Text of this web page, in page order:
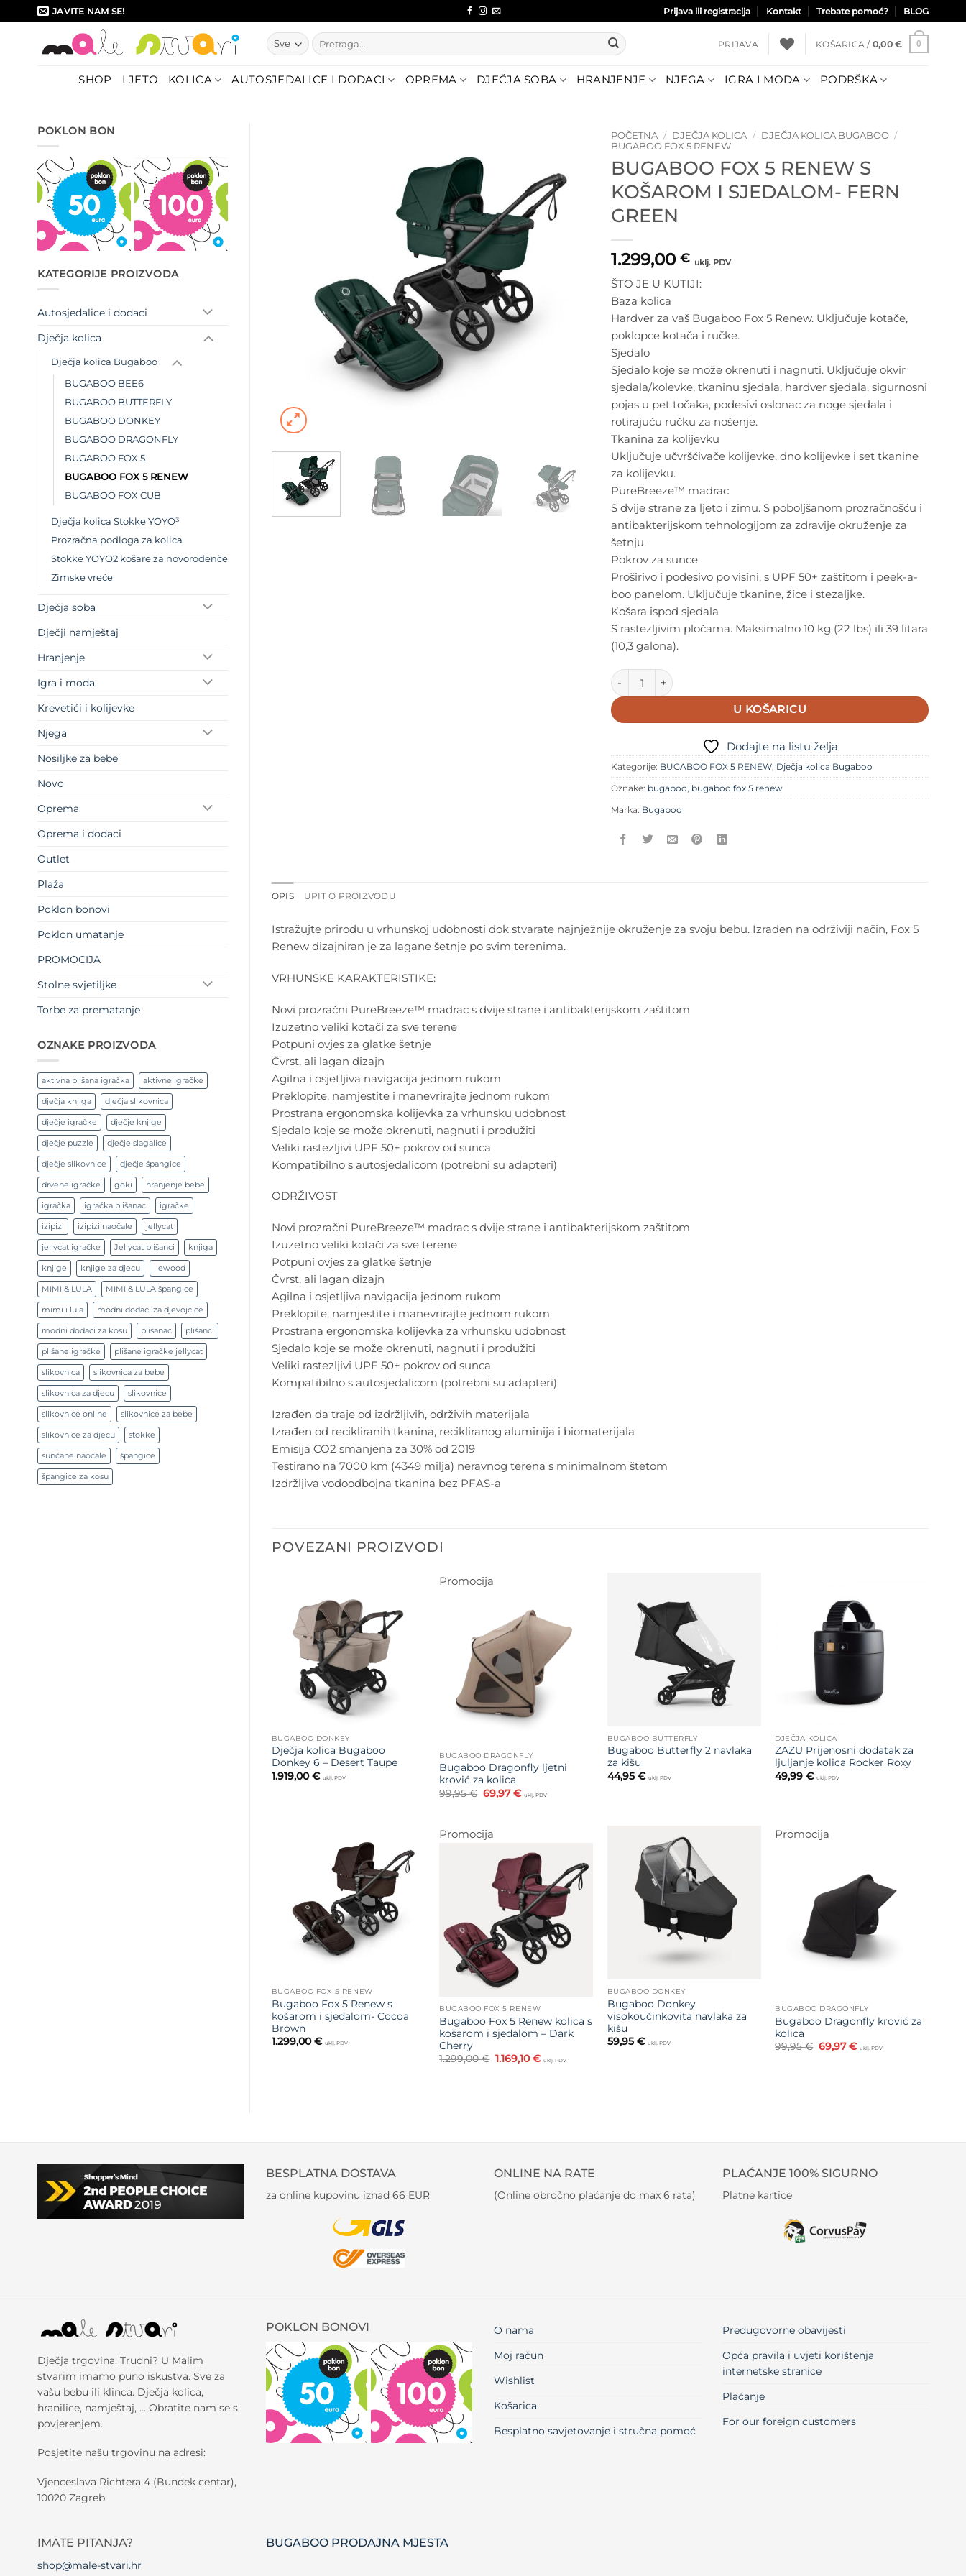
to
JAVITE NAM SE! Prijava ili registracija Kontakt Trebate pomoć? BLOG
Pretraži:
PRIJAVA KOŠARICA / 0,00 € 0
SHOP LJETO KOLICA AUTOSJEDALICE I DODACI OPREMA DJEČJA SOBA HRANJENJE NJEGA IGRA I MODA PODRŠKA
POKLON BON
KATEGORIJE PROIZVODA
Autosjedalice i dodaci
Dječja kolica
Dječja kolica Bugaboo
BUGABOO BEE6
BUGABOO BUTTERFLY
BUGABOO DONKEY
BUGABOO DRAGONFLY
BUGABOO FOX 5
BUGABOO FOX 5 RENEW
BUGABOO FOX CUB
Dječja kolica Stokke YOYO³
Prozračna podloga za kolica
Stokke YOYO2 košare za novorođenče
Zimske vreće
Dječja soba
Dječji namještaj
Hranjenje
Igra i moda
Krevetići i kolijevke
Njega
Nosiljke za bebe
Novo
Oprema
Oprema i dodaci
Outlet
Plaža
Poklon bonovi
Poklon umatanje
PROMOCIJA
Stolne svjetiljke
Torbe za prematanje
OZNAKE PROIZVODA
aktivna plišana igračka aktivne igračke
dječja knjiga dječja slikovnica
dječje igračke dječje knjige
dječje puzzle dječje slagalice
dječje slikovnice dječje špangice
drvene igračke goki hranjenje bebe
igračka igračka plišanac igračke
izipizi izipizi naočale jellycat
jellycat igračke Jellycat plišanci knjiga
knjige knjige za djecu liewood
MIMI & LULA MIMI & LULA špangice
mimi i lula modni dodaci za djevojčice
modni dodaci za kosu plišanac plišanci
plišane igračke plišane igračke jellycat
slikovnica slikovnica za bebe
slikovnica za djecu slikovnice
slikovnice online slikovnice za bebe
slikovnice za djecu stokke
sunčane naočale špangice
špangice za kosu
na listu
želja
POČETNA / DJEČJA KOLICA / DJEČJA KOLICA BUGABOO /
BUGABOO FOX 5 RENEW
BUGABOO FOX 5 RENEW S
KOŠAROM I SJEDALOM- FERN
GREEN
1.299,00 € uklj. PDV
ŠTO JE U KUTIJI:
Baza kolica
Hardver za vaš Bugaboo Fox 5 Renew. Uključuje kotače,
poklopce kotača i ručke.
Sjedalo
Sjedalo koje se može okrenuti i nagnuti. Uključuje okvir
sjedala/kolevke, tkaninu sjedala, hardver sjedala, sigurnosni
pojas u pet točaka, podesivi oslonac za noge sjedala i
rotirajuću ručku za nošenje.
Tkanina za kolijevku
Uključuje učvršćivače kolijevke, dno kolijevke i set tkanine
za kolijevku.
PureBreeze™ madrac
S dvije strane za ljeto i zimu. S poboljšanom prozračnošću i
antibakterijskom tehnologijom za zdravije okruženje za
šetnju.
Pokrov za sunce
Proširivo i podesivo po visini, s UPF 50+ zaštitom i peek-a-
boo panelom. Uključuje tkanine, žice i stezaljke.
Košara ispod sjedala
S rastezljivim pločama. Maksimalno 10 kg (22 lbs) ili 39 litara
(10,3 galona).
Bugaboo Fox 5 Renew s košarom i sjedalom- Fern Green količina
U KOŠARICU
Dodajte na listu želja
Kategorije: BUGABOO FOX 5 RENEW Dječja kolica Bugaboo
Oznake: bugaboo bugaboo fox 5 renew
Marka: Bugaboo
OPIS UPIT O PROIZVODU
Istražujte prirodu u vrhunskoj udobnosti dok stvarate najnježnije okruženje za svoju bebu. Izrađen na održiviji način, Fox 5
Renew dizajniran je za lagane šetnje po svim terenima.
VRHUNSKE KARAKTERISTIKE:
Novi prozračni PureBreeze™ madrac s dvije strane i antibakterijskom zaštitom
Izuzetno veliki kotači za sve terene
Potpuni ovjes za glatke šetnje
Čvrst, ali lagan dizajn
Agilna i osjetljiva navigacija jednom rukom
Preklopite, namjestite i manevrirajte jednom rukom
Prostrana ergonomska kolijevka za vrhunsku udobnost
Sjedalo koje se može okrenuti, nagnuti i produžiti
Veliki rastezljivi UPF 50+ pokrov od sunca
Kompatibilno s autosjedalicom (potrebni su adapteri)
ODRŽIVOST
Novi prozračni PureBreeze™ madrac s dvije strane i antibakterijskom zaštitom
Izuzetno veliki kotači za sve terene
Potpuni ovjes za glatke šetnje
Čvrst, ali lagan dizajn
Agilna i osjetljiva navigacija jednom rukom
Preklopite, namjestite i manevrirajte jednom rukom
Prostrana ergonomska kolijevka za vrhunsku udobnost
Sjedalo koje se može okrenuti, nagnuti i produžiti
Veliki rastezljivi UPF 50+ pokrov od sunca
Kompatibilno s autosjedalicom (potrebni su adapteri)
Izrađen da traje od izdržljivih, održivih materijala​
Izrađen od recikliranih tkanina, recikliranog aluminija i biomaterijala
Emisija CO2 smanjena za 30% od 2019
Testirano na 7000 km (4349 milja) neravnog terena s minimalnom štetom
Izdržljiva vodoodbojna tkanina bez PFAS-a
POVEZANI PROIZVODI
Dodajte
na listu
želja
BUGABOO DONKEY
Dječja kolica Bugaboo
Donkey 6 – Desert Taupe
1.919,00€ uklj. PDV
Promocija
Dodajte
na listu
želja
BUGABOO DRAGONFLY
Bugaboo Dragonfly ljetni
krović za kolica
99,95€ Izvorna
cijena
99,95 €.
69,97€Trenutna
cijena
uklj. PDV
BUGABOO BUTTERFLY
Bugaboo Butterfly 2 navlaka
za kišu
44,95 € uklj. PDV
DJEČJA KOLICA
ZAZU Prijenosni dodatak za
ljuljanje kolica Rocker Roxy
49,99€ uklj. PDV
Dodajte
na listu
želja
BUGABOO FOX 5 RENEW
Bugaboo Fox 5 Renew s
košarom i sjedalom- Cocoa
Brown
1.299,00€ uklj. PDV
Promocija
Dodajte
na listu
želja
BUGABOO FOX 5 RENEW
Bugaboo Fox 5 Renew kolica s
košarom i sjedalom – Dark
Cherry
1.299,00€ Izvorna
cijena
1.169,10€Trenutna
cijena
uklj. PDV
BUGABOO DONKEY
Bugaboo Donkey
visokoučinkovita navlaka za
kišu
59,95 € uklj. PDV
Promocija
na listu
BUGABOO DRAGONFLY
Bugaboo Dragonfly krović za
kolica
99,95€ Izvorna
cijena
69,97€Trenutna
cijena
uklj. PDV
BESPLATNA DOSTAVA
za online kupovinu iznad 66 EUR
ONLINE NA RATE
(Online obročno plaćanje do max 6 rata)
PLAĆANJE 100% SIGURNO
Platne kartice
Dječja trgovina. Trudni? U Malim
stvarim imamo puno iskustva. Sve za
vašu bebu ili klinca. Dječja kolica,
hranilice, namještaj, … Obratite nam se s
povjerenjem.
Posjetite našu trgovinu na adresi:
Vjenceslava Richtera 4 (Bundek centar),
10020 Zagreb
POKLON BONOVI
O nama
Moj račun
Wishlist
Košarica
Besplatno savjetovanje i stručna pomoć
Predugovorne obavijesti
Opća pravila i uvjeti korištenja
internetske stranice
Plaćanje
For our foreign customers
IMATE PITANJA?
shop@male-stvari.hr
BUGABOO PRODAJNA MJESTA